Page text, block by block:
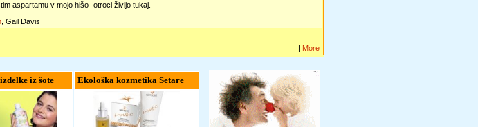
aspartamu v mojo hišo- otroci živijo tukaj.
, Gail Davis
| More
iz šote Ekološka kozmetika Setare